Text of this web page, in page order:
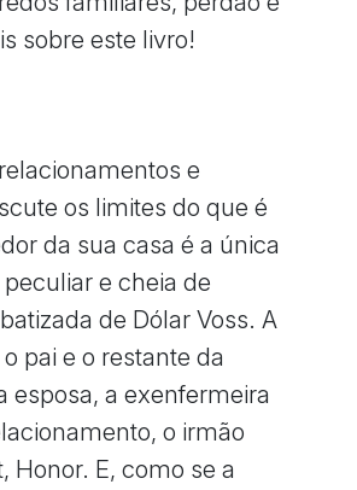
sobre este livro!
e
os limites do que é
da sua casa é a única
e cheia de
de Dólar Voss. A
pai e o restante da
esposa, a exenfermeira
o irmão
Honor. E, como se a